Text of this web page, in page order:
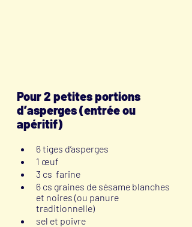
Pour 2 petites portions
d’asperges (entrée ou
apéritif)
6 tiges d’asperges
1 œuf
3 cs  farine
6 cs graines de sésame blanches
et noires (ou panure
traditionnelle)
sel et poivre